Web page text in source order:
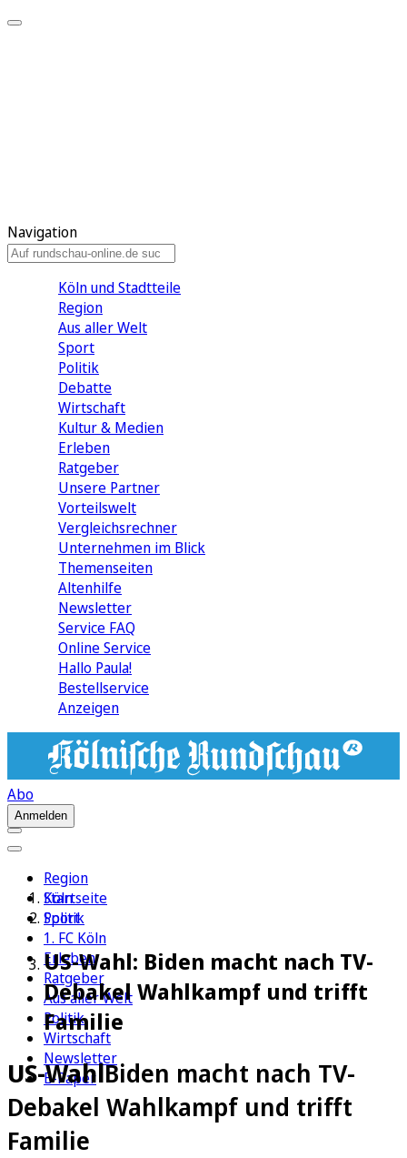
Navigation
Köln und Stadtteile
Region
Aus aller Welt
Sport
Politik
Debatte
Wirtschaft
Kultur & Medien
Erleben
Ratgeber
Unsere Partner
Vorteilswelt
Vergleichsrechner
Unternehmen im Blick
Themenseiten
Altenhilfe
Newsletter
Service FAQ
Online Service
Hallo Paula!
Bestellservice
Anzeigen
Abo
Anmelden
Region
Köln
Sport
1. FC Köln
Erleben
Ratgeber
Aus aller Welt
Politik
Wirtschaft
Newsletter
E-Paper
Startseite
Politik
US-Wahl: Biden macht nach TV-
Debakel Wahlkampf und trifft
Familie
US-WahlBiden macht nach TV-
Debakel Wahlkampf und trifft
Familie